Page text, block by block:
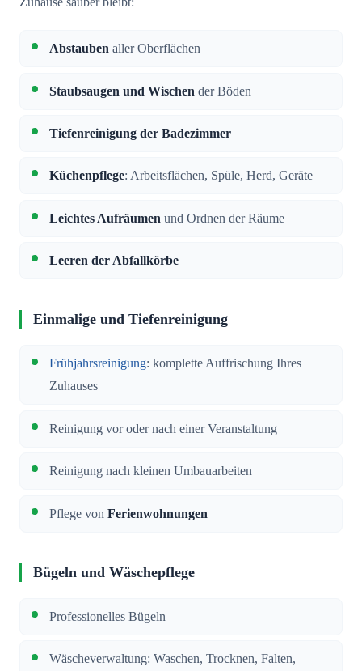
Abstauben aller Oberflächen
Staubsaugen und Wischen der Böden
Tiefenreinigung der Badezimmer
Küchenpflege: Arbeitsflächen, Spüle, Herd, Geräte
Leichtes Aufräumen und Ordnen der Räume
Leeren der Abfallkörbe
Einmalige und Tiefenreinigung
Frühjahrsreinigung: komplette Auffrischung Ihres
Zuhauses
Reinigung vor oder nach einer Veranstaltung
Reinigung nach kleinen Umbauarbeiten
Pflege von Ferienwohnungen
Bügeln und Wäschepflege
Professionelles Bügeln
Wäscheverwaltung: Waschen, Trocknen, Falten,